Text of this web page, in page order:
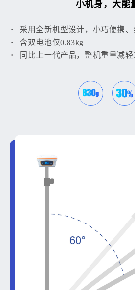
小机身，大能
采用全新机型设计，小巧便携
含双电池仅0.83kg
同比上一代产品，整机重量减轻